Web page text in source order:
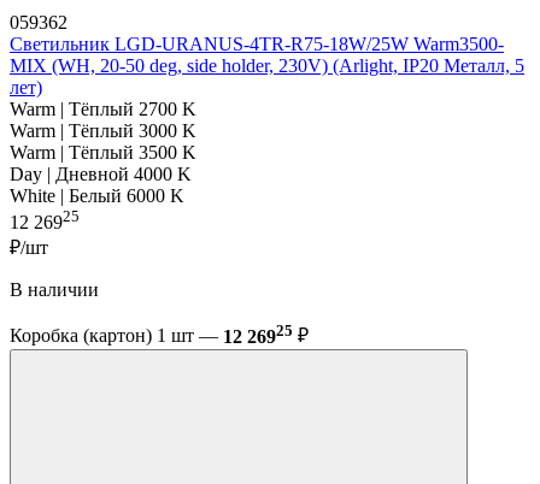
059362
Светильник LGD-URANUS-4TR-R75-18W/25W Warm3500-
MIX (WH, 20-50 deg, side holder, 230V) (Arlight, IP20 Металл, 5
лет)
Warm | Тёплый 2700 K
Warm | Тёплый 3000 K
Warm | Тёплый 3500 K
Day | Дневной 4000 K
White | Белый 6000 K
12 26925
₽/шт
В наличии
Коробка (картон) 1 шт — 12 26925 ₽